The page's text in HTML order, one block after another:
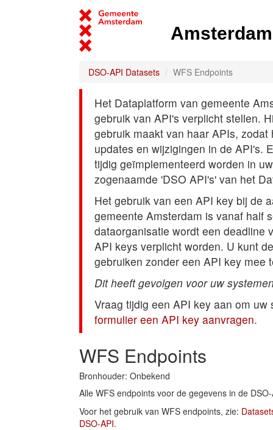
DSO-API Datasets WFS Endpoints
Het Dataplatform van gemeente
gebruik van API's verplicht stellen.
gebruik maakt van haar APIs,
updates en wijzigingen in de API's.
tijdig geïmplementeerd worden in
zogenaamde 'DSO API's' van het
Het gebruik van een API key bij de
gemeente Amsterdam is vanaf half
dataorganisatie wordt een deadline
API keys verplicht worden. U kunt
gebruiken zonder een API key mee
Dit heeft gevolgen voor uw
Vraag tijdig een API key aan om
formulier een API key aanvragen.
WFS Endpoints
Bronhouder: Onbekend
Alle WFS endpoints voor de gegevens in de
Voor het gebruik van WFS endpoints, zie:
DSO-API.